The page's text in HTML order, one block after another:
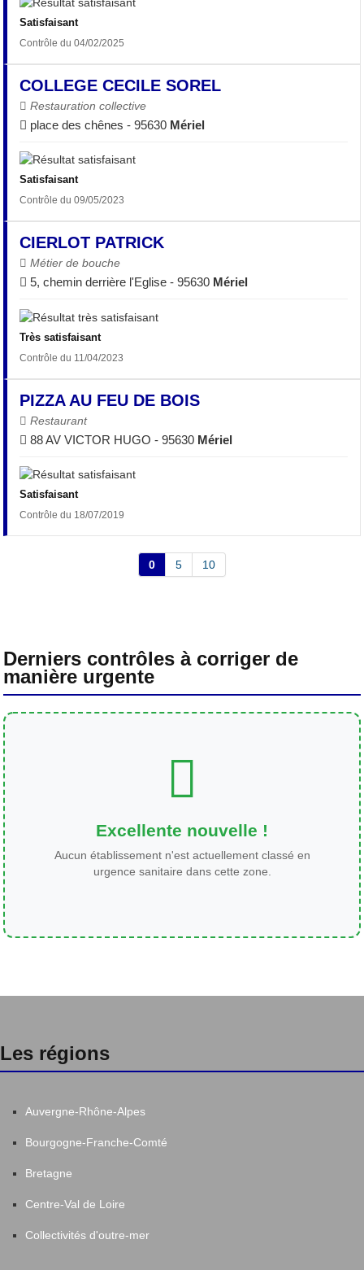
Satisfaisant
Contrôle du 04/02/2025
COLLEGE CECILE SOREL
Restauration collective
place des chênes - 95630 Mériel
Satisfaisant
Contrôle du 09/05/2023
CIERLOT PATRICK
Métier de bouche
5, chemin derrière l'Eglise - 95630 Mériel
Très satisfaisant
Contrôle du 11/04/2023
PIZZA AU FEU DE BOIS
Restaurant
88 AV VICTOR HUGO - 95630 Mériel
Satisfaisant
Contrôle du 18/07/2019
0 5 10
Derniers contrôles à corriger de
manière urgente
Excellente nouvelle !
Aucun établissement n'est actuellement classé en
urgence sanitaire dans cette zone.
Les régions
Auvergne-Rhône-Alpes
Bourgogne-Franche-Comté
Bretagne
Centre-Val de Loire
Collectivités d'outre-mer